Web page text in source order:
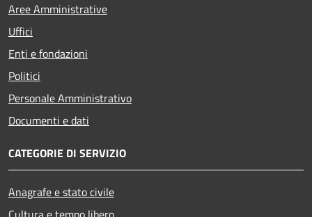
Aree Amministrative
Uffici
Enti e fondazioni
Politici
Personale Amministrativo
Documenti e dati
CATEGORIE DI SERVIZIO
Anagrafe e stato civile